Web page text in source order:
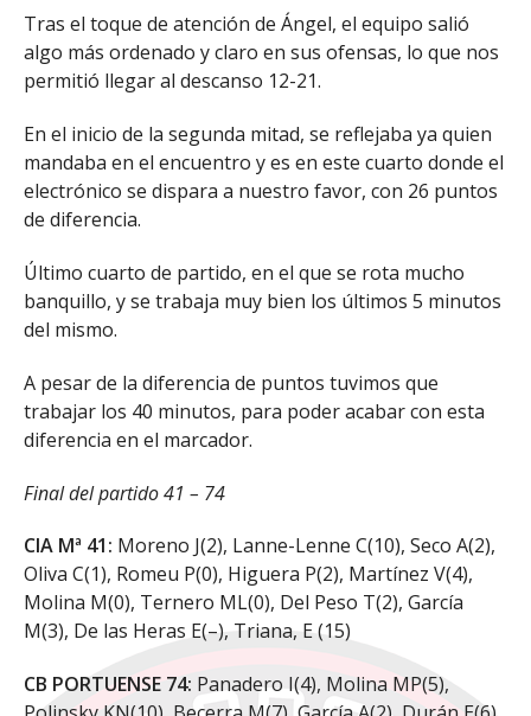
Tras el toque de atención de Ángel, el equipo salió
algo más ordenado y claro en sus ofensas, lo que nos
permitió llegar al descanso 12-21.
En el inicio de la segunda mitad, se reflejaba ya quien
mandaba en el encuentro y es en este cuarto donde el
electrónico se dispara a nuestro favor, con 26 puntos
de diferencia.
Último cuarto de partido, en el que se rota mucho
banquillo, y se trabaja muy bien los últimos 5 minutos
del mismo.
A pesar de la diferencia de puntos tuvimos que
trabajar los 40 minutos, para poder acabar con esta
diferencia en el marcador.
Final del partido 41 – 74
CIA Mª 41: Moreno J(2), Lanne-Lenne C(10), Seco A(2),
Oliva C(1), Romeu P(0), Higuera P(2), Martínez V(4),
Molina M(0), Ternero ML(0), Del Peso T(2), García
M(3), De las Heras E(–), Triana, E (15)
CB PORTUENSE 74: Panadero I(4), Molina MP(5),